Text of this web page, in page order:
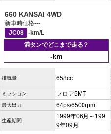
660 KANSAI 4WD
新車時価格---
JC08
-km/L
満タンでどこまで走る？
-km
排気量 658cc
ミッション フロア5MT
最大出力 64ps/6500rpm
生産期間
1999年06月～199
9年09月